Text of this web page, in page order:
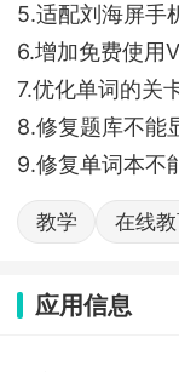
5.适配刘海屏手
6.增加免费使用
7.优化单词的关
8.修复题库不能
9.修复单词本不
教学 在线
应用信息